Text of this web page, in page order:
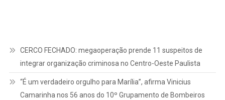
CERCO FECHADO: megaoperação prende 11 suspeitos de
integrar organização criminosa no Centro-Oeste Paulista